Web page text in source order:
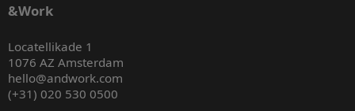
&Work
Locatellikade 1
1076 AZ Amsterdam
hello@andwork.com
(+31) 020 530 0500